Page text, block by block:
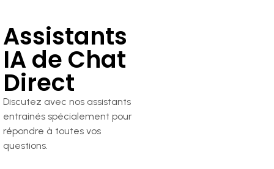
Assistants
IA de Chat
Direct
Discutez avec nos assistants
entrainés spécialement pour
répondre à toutes vos
questions.